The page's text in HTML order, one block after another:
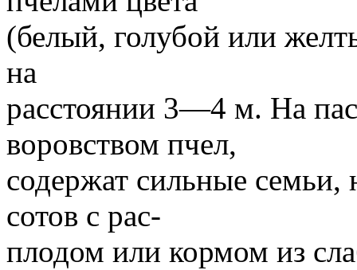
(белый, голубой или
на
расстоянии 3—4 м. На
воровством пчел,
содержат сильные семьи,
сотов с рас-
плодом или кормом из